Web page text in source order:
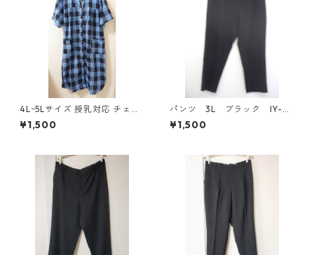
4Lｰ5Lサイズ 授乳対応 チェッ
ク柄 半袖ルームウェア マタニ
ティ ブルー系/グレー ◆KIY-1
¥1,500
パンツ 3L ブラック IY-45
25
¥1,500